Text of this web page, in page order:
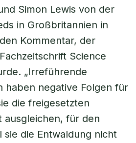
Simon Lewis von der
in Großbritannien in
Kommentar, der
Science
„Irreführende
haben negative Folgen für
die freigesetzten
ausgleichen, für den
sie die Entwaldung nicht